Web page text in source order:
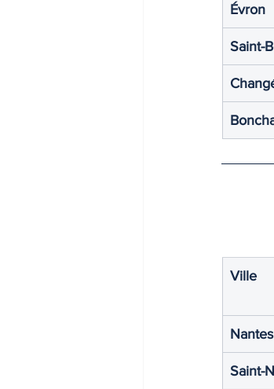
INDICES & INDEX
Évron
Saint-
Ville
Nantes
Saint-